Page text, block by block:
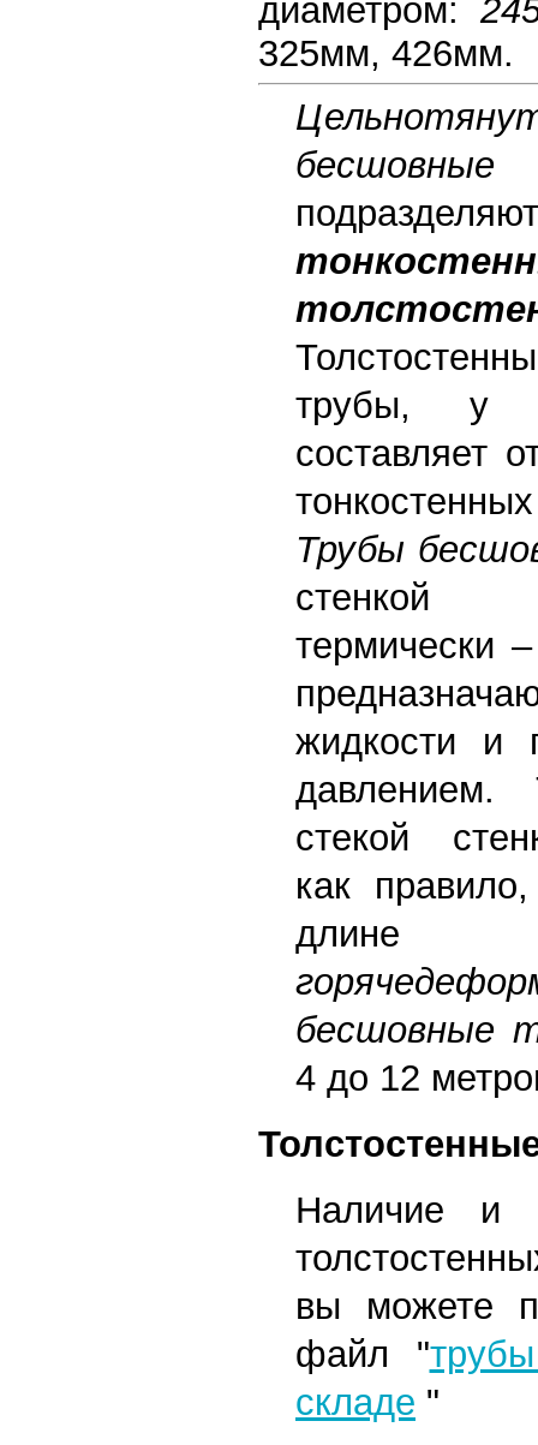
диаметром:
325мм, 426мм.
трубы, у
составляет
Трубы
стенкой
термически
жидкости и
стекой
как
бесшовные
4 до 12
Наличие и
вы можете
файл
"
складе "